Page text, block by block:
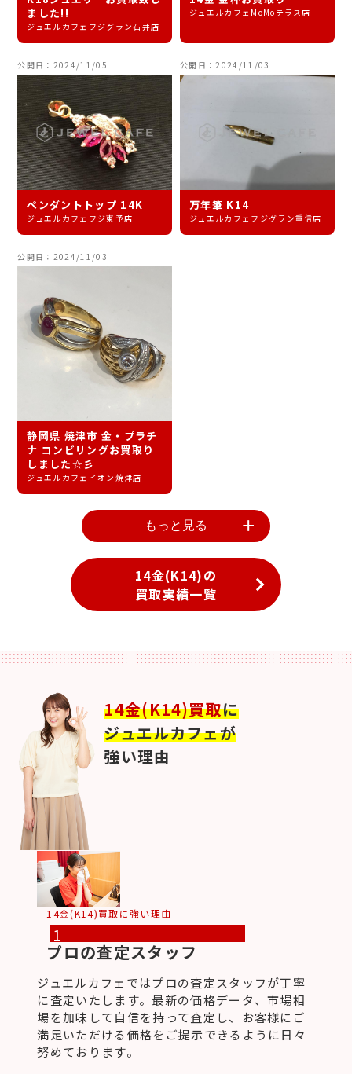
ました!!
ジュエルカフェフジグラン石井店
ジュエルカフェMoMoテラス店
公開日：2024/11/05
ペンダントトップ 14K
ジュエルカフェフジ東予店
公開日：2024/11/03
万年筆 K14
ジュエルカフェフジグラン重信店
公開日：2024/11/03
静岡県 焼津市 金・プラチ
ナ コンビリングお買取り
しました☆彡
ジュエルカフェイオン焼津店
もっと見る
14金(K14)の
買取実績一覧
14金(K14)買取に
ジュエルカフェが
強い理由
14金(K14)買取に強い理由
1
プロの査定スタッフ
ジュエルカフェではプロの査定スタッフが丁寧
に査定いたします。最新の価格データ、市場相
場を加味して自信を持って査定し、お客様にご
満足いただける価格をご提示できるように日々
努めております。